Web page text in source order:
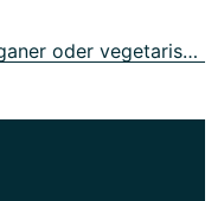
05 Vitamin-B12-Mangel bei veganer oder vegetarischer Ernährung